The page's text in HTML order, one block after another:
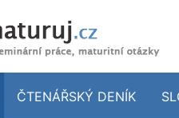
ČTENÁŘSKÝ DENÍK